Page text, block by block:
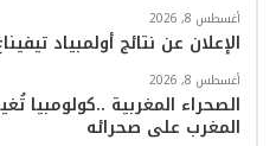
أغسطس 8, 2026
الإعلان عن نتائج أولمبياد
أغسطس 8, 2026
الصحراء المغربية ..كولومبيا
المغرب على صحرائه